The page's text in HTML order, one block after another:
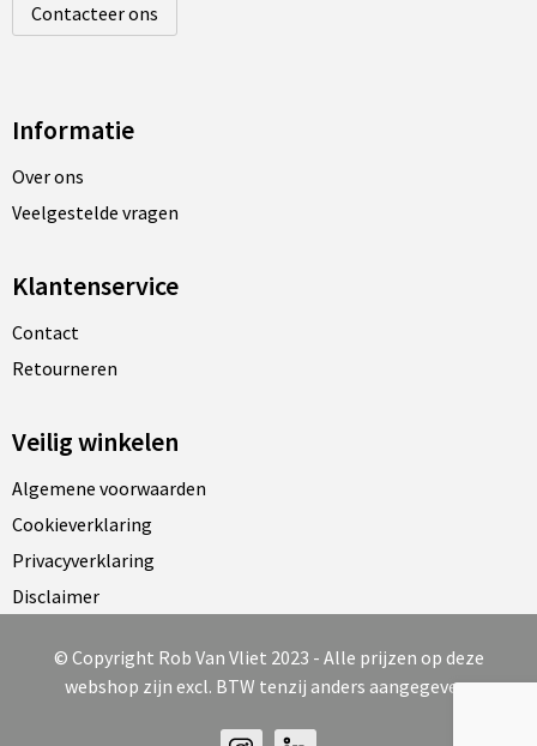
Contacteer ons
Informatie
Over ons
Veelgestelde vragen
Klantenservice
Contact
Retourneren
Veilig winkelen
Algemene voorwaarden
Cookieverklaring
Privacyverklaring
Disclaimer
© Copyright Rob Van Vliet 2023 - Alle prijzen op deze
webshop zijn excl. BTW tenzij anders aangegeven.